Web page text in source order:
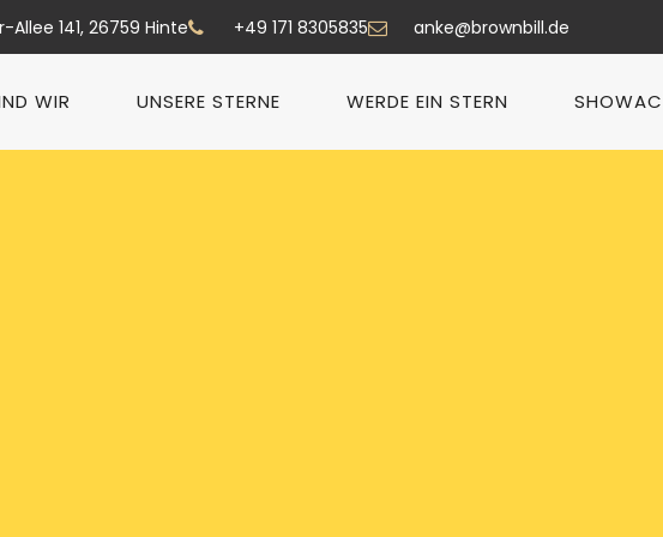
141, 26759 Hinte +49 171 8305835 anke@brownbill.de
WIR UNSERE STERNE WERDE EIN STERN